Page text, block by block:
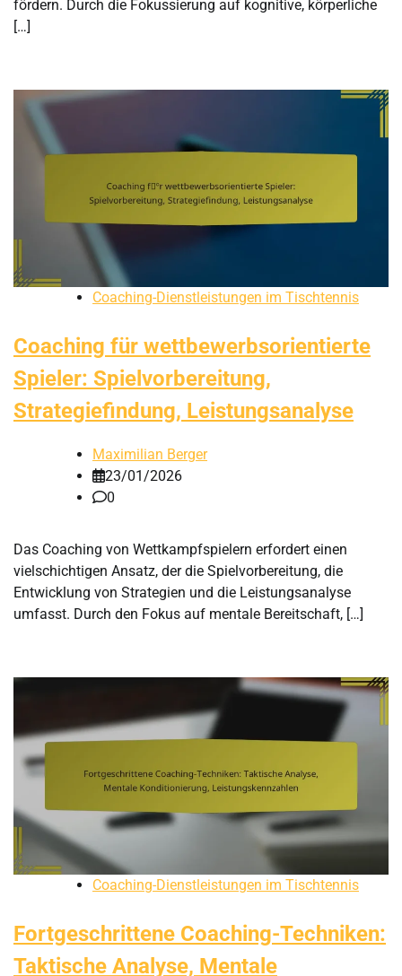
fördern. Durch die Fokussierung auf kognitive, körperliche
[…]
Coaching-Dienstleistungen im Tischtennis
Coaching für wettbewerbsorientierte
Spieler: Spielvorbereitung,
Strategiefindung, Leistungsanalyse
Maximilian Berger
23/01/2026
0
Das Coaching von Wettkampfspielern erfordert einen
vielschichtigen Ansatz, der die Spielvorbereitung, die
Entwicklung von Strategien und die Leistungsanalyse
umfasst. Durch den Fokus auf mentale Bereitschaft, […]
Coaching-Dienstleistungen im Tischtennis
Fortgeschrittene Coaching-Techniken:
Taktische Analyse, Mentale